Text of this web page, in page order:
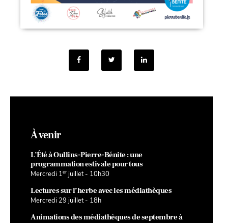
À venir
L’Été à Oullins-Pierre-Bénite : une
programmation estivale pour tous
Mercredi 1er juillet - 10h30
Lectures sur l’herbe avec les médiathèques
Mercredi 29 juillet - 18h
Animations des médiathèques de septembre à